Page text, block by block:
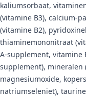
kaliumsorbaat,
(vitamine B3), calcium-
(vitamine B2),
thiaminemononitraat
A-supplement, vitamine
supplement), mineralen
magnesiumoxide,
natriumseleniet),